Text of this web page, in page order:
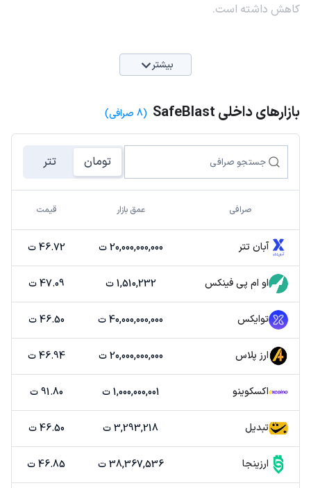
کاهش داشته است.
بیشتر
بازارهای داخلی SafeBlast (8 صرافی)
تومان تتر
صرافی عمق بازار قیمت
آبان تتر 20,000,000,000 ت 46.72 ت
او ام پی فینکس 1,510,232 ت 47.09 ت
توایکس 40,000,000,000 ت 46.50 ت
ارز پلاس 20,000,000,000 ت 46.94 ت
اکسکوینو 1,000,000,001 ت 91.80 ت
تبدیل 3,293,218 ت 46.50 ت
ارزینجا 38,367,536 ت 46.85 ت